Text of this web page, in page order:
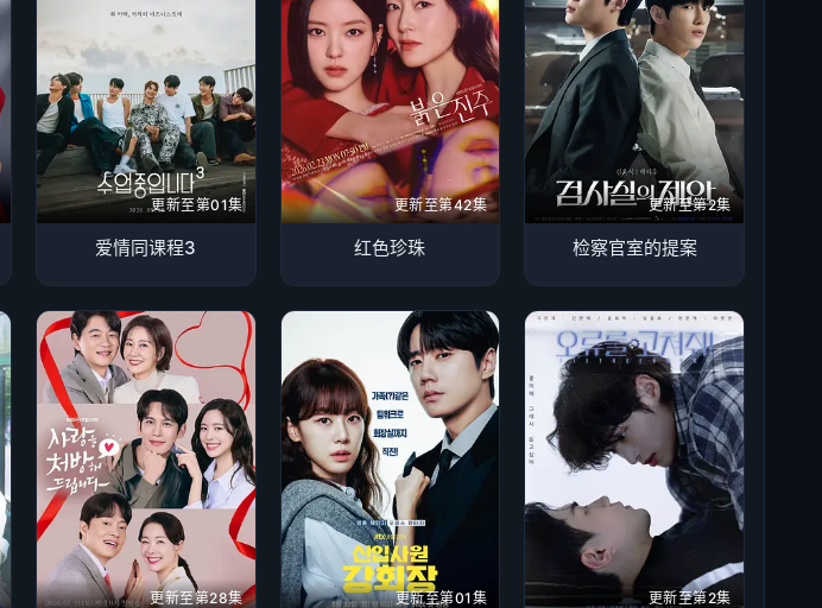
更新至第01集
爱情同课程3
更新至第42集
红色珍珠
更新至第2集
检察官室的提案
更新至第28集 更新至第01集 更新至第2集